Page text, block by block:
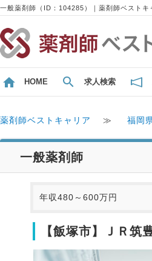
一般薬剤師（ID：104285）｜薬剤師ベストキ
HOME 求人検索
薬剤師ベストキャリア ≫ 福岡
一般薬剤師
年収480～600万円
【飯塚市】ＪＲ